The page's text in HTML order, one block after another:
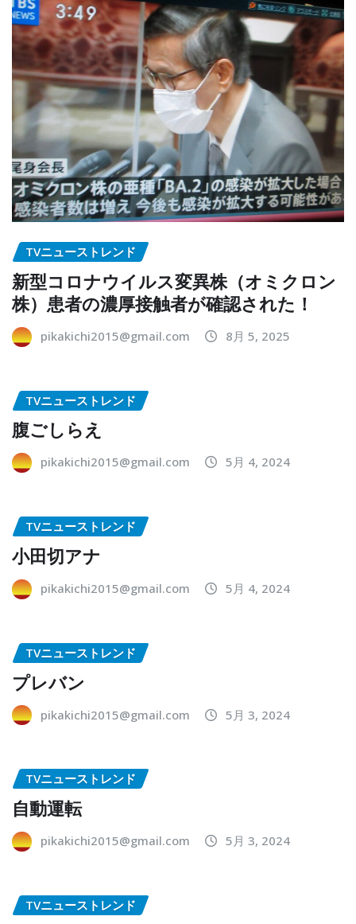
TVニューストレンド
新型コロナウイルス変異株（オミクロン
株）患者の濃厚接触者が確認された！
pikakichi2015@gmail.com 8月 5, 2025
TVニューストレンド
腹ごしらえ
pikakichi2015@gmail.com 5月 4, 2024
TVニューストレンド
小田切アナ
pikakichi2015@gmail.com 5月 4, 2024
TVニューストレンド
プレバン
pikakichi2015@gmail.com 5月 3, 2024
TVニューストレンド
自動運転
pikakichi2015@gmail.com 5月 3, 2024
TVニューストレンド